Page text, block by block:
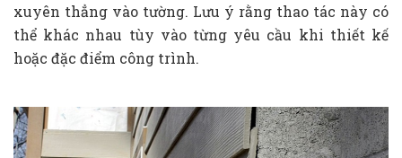
xuyên thẳng vào tường. Lưu ý rằng thao tác này có
thể khác nhau tùy vào từng yêu cầu khi thiết kế
hoặc đặc điểm công trình.